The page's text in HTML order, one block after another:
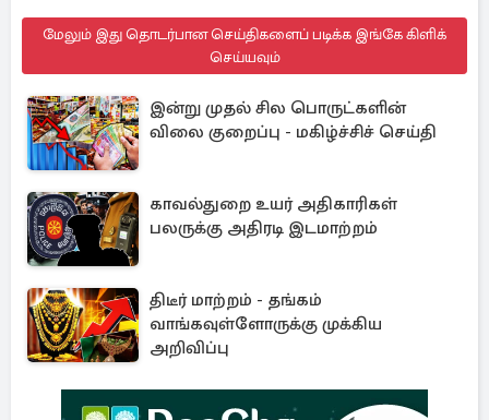
மேலும் இது தொடர்பான செய்திகளைப் படிக்க இங்கே கிளிக்
செய்யவும்
இன்று முதல் சில பொருட்களின்
விலை குறைப்பு - மகிழ்ச்சிச் செய்தி
காவல்துறை உயர் அதிகாரிகள்
பலருக்கு அதிரடி இடமாற்றம்
திடீர் மாற்றம் - தங்கம்
வாங்கவுள்ளோருக்கு முக்கிய
அறிவிப்பு